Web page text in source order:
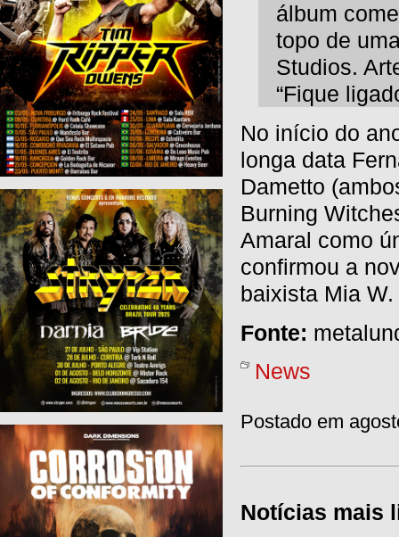
álbum
topo de
Studios.
“Fique
No início do
longa data
Dametto
Burning
Amaral como
confirmou a
baixista Mia
Fonte:
News
Postado em
Notícias mais